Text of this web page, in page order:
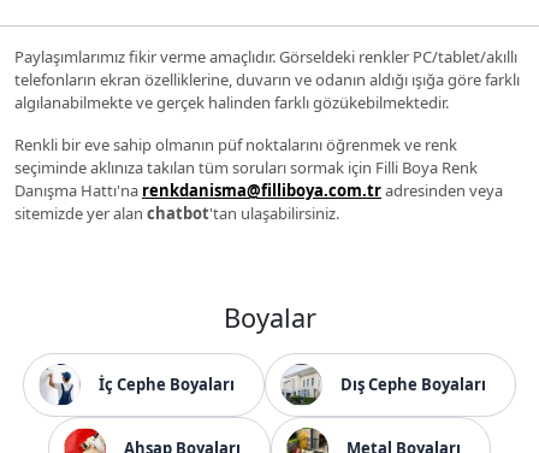
Paylaşımlarımız fikir verme amaçlıdır. Görseldeki renkler PC/tablet/akıllı
telefonların ekran özelliklerine, duvarın ve odanın aldığı ışığa göre farklı
algılanabilmekte ve gerçek halinden farklı gözükebilmektedir.
Renkli bir eve sahip olmanın püf noktalarını öğrenmek ve renk
seçiminde aklınıza takılan tüm soruları sormak için Filli Boya Renk
Danışma Hattı'na renkdanisma@filliboya.com.tradresinden veya
sitemizde yer alan chatbot'tan ulaşabilirsiniz.
Boyalar
İç Cephe Boyaları Dış Cephe Boyaları
Ahşap Boyaları Metal Boyaları